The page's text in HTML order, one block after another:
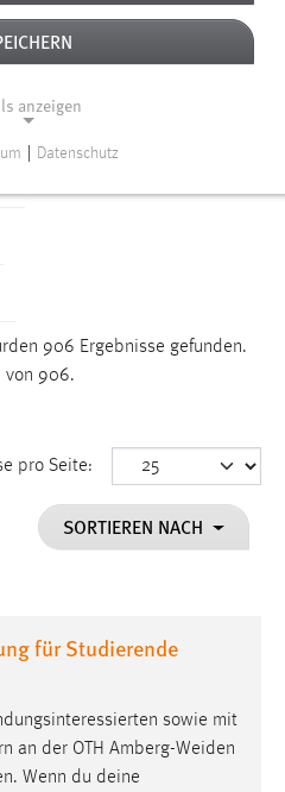
906 Ergebnisse gefunden.
von 906.
pro Seite:
SORTIEREN NACH
für Studierende
sowie mit
an der OTH Amberg-Weiden
Wenn du deine
anzeigen
einwandfreie Funktion der
ausgewählten Einverständnis-
wird in diesem Cookie
Datenschutz